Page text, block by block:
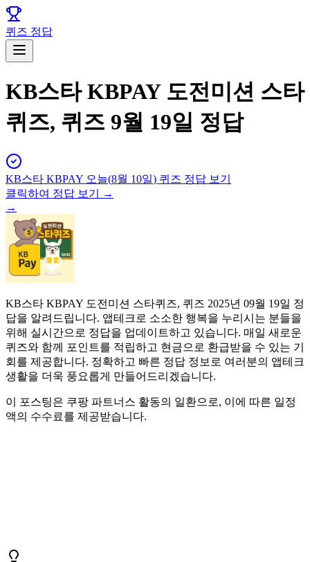
퀴즈 정답
KB스타 KBPAY 도전미션 스타
퀴즈, 퀴즈 9월 19일 정답
KB스타 KBPAY 오늘(8월 10일) 퀴즈 정답 보기
클릭하여 정답 보기 →
→
KB스타 KBPAY 도전미션 스타퀴즈, 퀴즈 2025년 09월 19일 정
답을 알려드립니다. 앱테크로 소소한 행복을 누리시는 분들을
위해 실시간으로 정답을 업데이트하고 있습니다. 매일 새로운
퀴즈와 함께 포인트를 적립하고 현금으로 환급받을 수 있는 기
회를 제공합니다. 정확하고 빠른 정답 정보로 여러분의 앱테크
생활을 더욱 풍요롭게 만들어드리겠습니다.
이 포스팅은 쿠팡 파트너스 활동의 일환으로, 이에 따른 일정
액의 수수료를 제공받습니다.